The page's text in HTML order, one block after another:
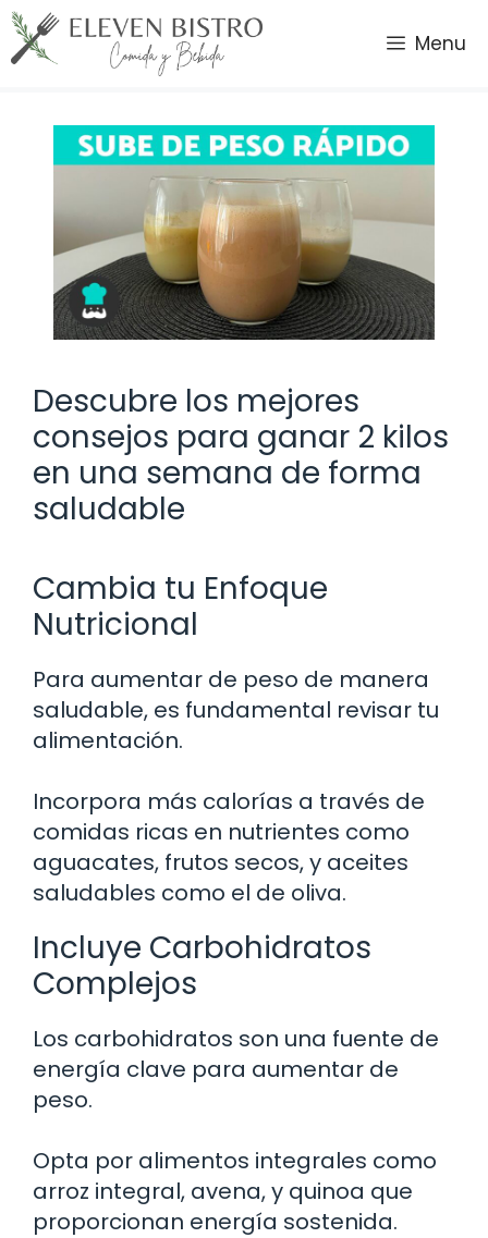
Saltar
al
contenido
Menu
Descubre los mejores
consejos para ganar 2 kilos
en una semana de forma
saludable
Cambia tu Enfoque
Nutricional
Para aumentar de peso de manera
saludable, es fundamental revisar tu
alimentación.
Incorpora más calorías a través de
comidas ricas en nutrientes como
aguacates, frutos secos, y aceites
saludables como el de oliva.
Incluye Carbohidratos
Complejos
Los carbohidratos son una fuente de
energía clave para aumentar de
peso.
Opta por alimentos integrales como
arroz integral, avena, y quinoa que
proporcionan energía sostenida.